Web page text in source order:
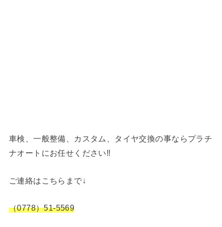
車検、一般整備、カスタム、タイヤ交換の事ならプラチ
ナオートにお任せください‼︎
ご連絡はこちらまで↓
（0778）51-5569